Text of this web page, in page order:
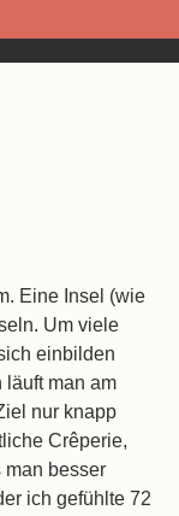
Eine Insel (wie
Um viele
einbilden
läuft man am
nur knapp
Crêperie,
man besser
ich gefühlte 72